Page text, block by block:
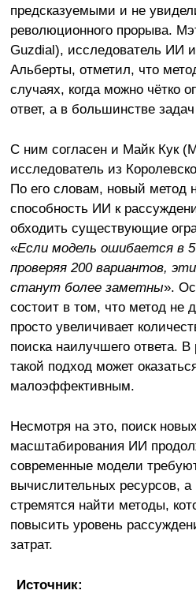
предсказуемыми и не
революционного прорыва.
Guzdial), исследователь ИИ
Альберты, отметил, что
случаях, когда можно чётко
ответ, а в большинстве
С ним согласен и Майк Кук
исследователь из
По его словам, новый метод
способность ИИ к
обходить существующие
«Если модель ошибается в
проверяя 200 вариантов,
станут более заметны».
состоит в том, что метод не
просто увеличивает
поиска наилучшего ответа.
такой подход может
малоэффективным.
Несмотря на это, поиск
масштабирования ИИ
современные модели
вычислительных ресурсов, а
стремятся найти методы,
повысить уровень
затрат.
Источник: